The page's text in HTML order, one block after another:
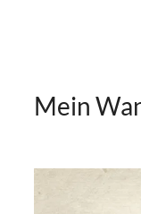
Mein